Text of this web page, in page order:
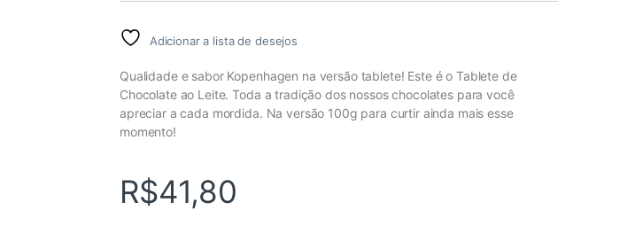
Adicionar a lista de desejos
Qualidade e sabor Kopenhagen na versão tablete! Este é o Tablete de
Chocolate ao Leite. Toda a tradição dos nossos chocolates para você
apreciar a cada mordida. Na versão 100g para curtir ainda mais esse
momento!
R$41,80